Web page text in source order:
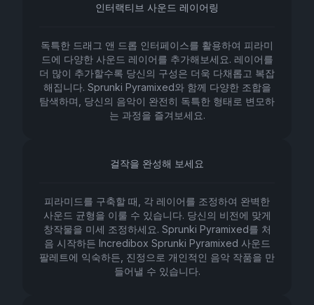
인터랙티브 사운드 레이어링
독특한 드래그 앤 드롭 인터페이스를 활용하여 피라미
드에 다양한 사운드 레이어를 추가해보세요. 레이어를
더 많이 추가할수록 당신의 구성은 더욱 다채롭고 복잡
해집니다. Sprunki Pyramixed와 함께 다양한 조합을
탐색하며, 당신의 음악이 완전히 독특한 형태로 변모하
는 과정을 즐겨보세요.
걸작을 완성해 보세요
피라미드를 구축할 때, 각 레이어를 조정하여 완벽한
사운드 균형을 이룰 수 있습니다. 당신의 비전에 맞게
창작물을 미세 조정하세요. Sprunki Pyramixed를 처
음 시작하든 Incredibox Sprunki Pyramixed 사운드
팔레트에 익숙하든, 진정으로 개인적인 음악 작품을 만
들어낼 수 있습니다.